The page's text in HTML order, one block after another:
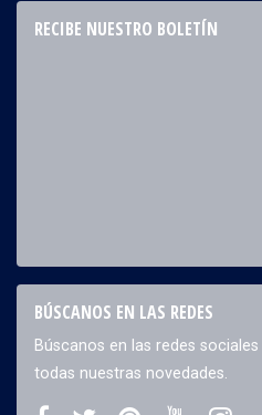
RECIBE NUESTRO BOLETÍN
BÚSCANOS EN LAS REDES
Búscanos en las redes
todas nuestras novedades.